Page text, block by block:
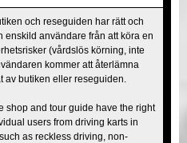
och reseguiden har rätt och
enskild användare från att köra en
(vårdslös körning, inte
kommer att återlämna
av butiken eller reseguiden.
shop and tour guide have the right
users from driving karts in
as reckless driving, non-